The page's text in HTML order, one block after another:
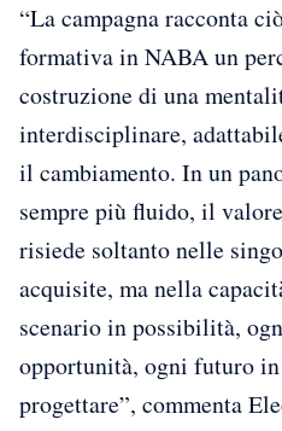
“La campagna racconta
formativa in NABA un
costruzione di una
interdisciplinare,
il cambiamento. In un
sempre più fluido, il
risiede soltanto nelle
acquisite, ma nella
scenario in possibilità,
opportunità, ogni futuro
progettare”, commenta